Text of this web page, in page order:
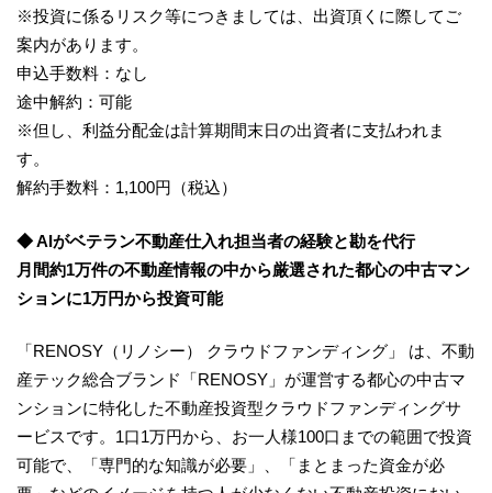
※投資に係るリスク等につきましては、出資頂くに際してご
案内があります。
申込手数料：なし
途中解約：可能
※但し、利益分配金は計算期間末日の出資者に支払われま
す。
解約手数料：1,100円（税込）
◆ AIがベテラン不動産仕入れ担当者の経験と勘を代行
月間約1万件の不動産情報の中から厳選された都心の中古マン
ションに1万円から投資可能
「RENOSY（リノシー） クラウドファンディング」 は、不動
産テック総合ブランド「RENOSY」が運営する都心の中古マ
ンションに特化した不動産投資型クラウドファンディングサ
ービスです。1⼝1万円から、お⼀⼈様100⼝までの範囲で投資
可能で、「専門的な知識が必要」、「まとまった資金が必